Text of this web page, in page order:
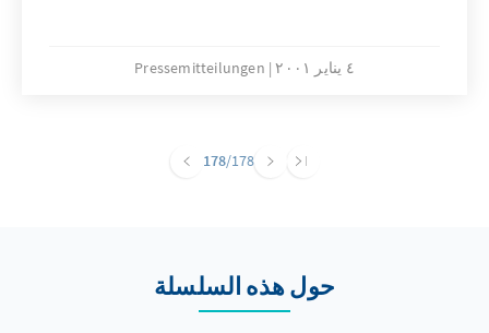
٤ يناير ٢٠٠١ Pressemitteilungen
178/178
حول هذه السلسلة